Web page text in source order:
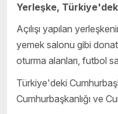
Yerleşke,
Açılışı yapılan
yemek salonu gibi
oturma alanları, futbol
Türkiye'deki
Cumhurbaşkanlığı ve